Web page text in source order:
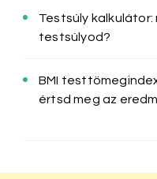
Testsúly kalkulátor:
testsúlyod?
BMI
értsd meg az